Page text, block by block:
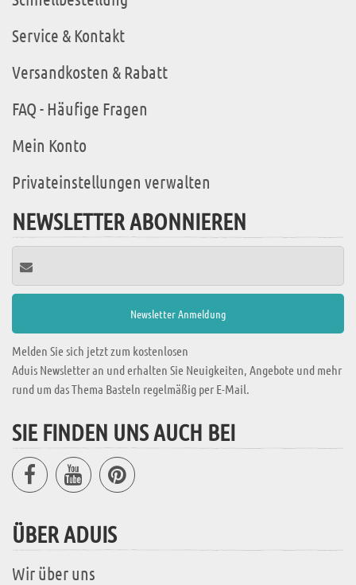
Service & Kontakt
Versandkosten & Rabatt
FAQ - Häufige Fragen
Mein Konto
Privateinstellungen verwalten
NEWSLETTER ABONNIEREN
Melden Sie sich jetzt zum kostenlosen
Aduis Newsletter an und erhalten Sie Neuigkeiten, Angebote und mehr
rund um das Thema Basteln regelmäßig per E-Mail.
SIE FINDEN UNS AUCH BEI
ÜBER ADUIS
Wir über uns